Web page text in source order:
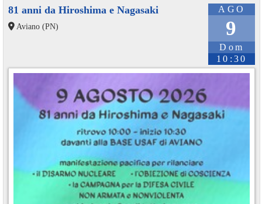
AGO
9
Dom
10:30
81 anni da Hiroshima e Nagasaki
Aviano (PN)